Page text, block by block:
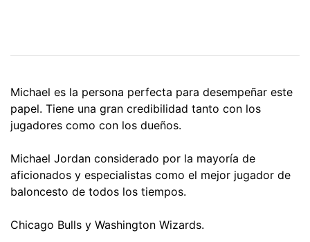
Michael es la persona perfecta para desempeñar este
papel. Tiene una gran credibilidad tanto con los
jugadores como con los dueños.
Michael Jordan considerado por la mayoría de
aficionados y especialistas como el mejor jugador de
baloncesto de todos los tiempos.
Chicago Bulls y Washington Wizards.